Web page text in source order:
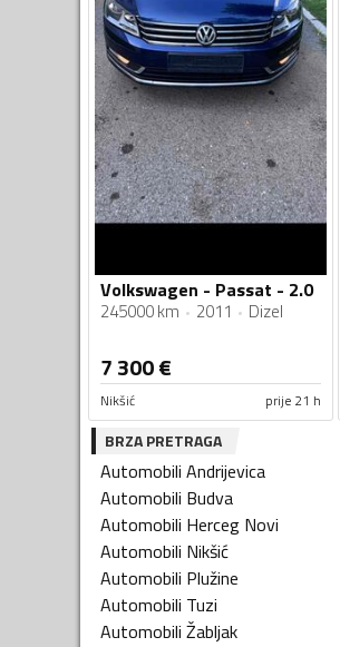
Volkswagen - Passat - 2.0
245000 km 2011 Dizel
7 300€
Nikšić prije 21 h
BRZA PRETRAGA
Automobili Andrijevica
Automobili Budva
Automobili Herceg Novi
Automobili Nikšić
Automobili Plužine
Automobili Tuzi
Automobili Žabljak